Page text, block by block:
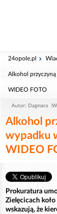
24opole.pl
Alkohol
WIDEO FOTO
Autor: Dagmara
Alkohol
wypadku
WIDEO
Prokuratura
Zielęcicach
wskazują, że